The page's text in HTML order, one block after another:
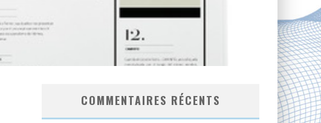
COMMENTAIRES RÉCENTS